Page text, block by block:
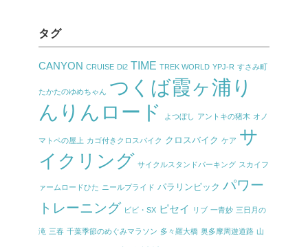
タグ
CANYON CRUISE Di2 TIME TREK WORLD YPJ-R すさみ町
たかたのゆめちゃん つくば霞ヶ浦り
んりんロード
よつぼし アントキの猪木 オノ
マトペの屋上 カゴ付きクロスバイク クロスバイク ケア サ
イクリング サイクルスタンドパーキング スカイフ
ァームロードひた ニールプライド パラリンピック パワー
トレーニング ビビ・SX ピセイ リブ 一青妙 三日月の
滝 三春 千葉季節のめぐみマラソン 多々羅大橋 奥多摩周遊道路 山